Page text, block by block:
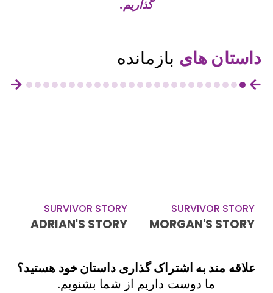
SURVIVOR STORY
ADRIAN'S STORY
SURVIVOR STORY
داستان النا
گذاری داستان خود هستید؟
داریم از شما بشنویم.